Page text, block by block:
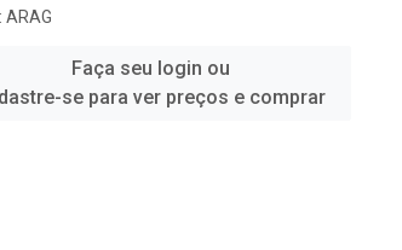
ARAG
Faça seu login ou
se para ver preços e comprar